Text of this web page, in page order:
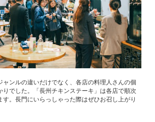
ャンルの違いだけでなく、各店の料理人さんの個
りでした。「長州チキンステーキ」は各店で順次
す。長門にいらっしゃった際はぜひお召し上がり